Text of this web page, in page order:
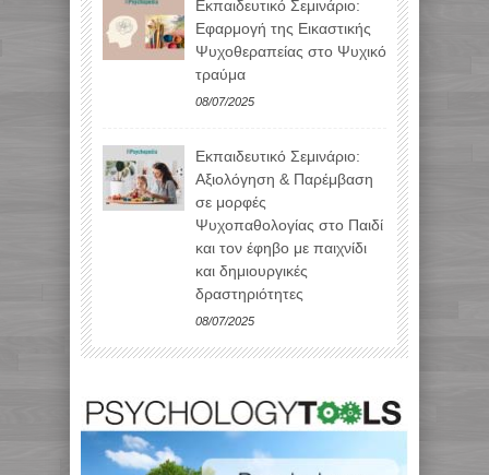
Εκπαιδευτικό Σεμινάριο:
Εφαρμογή της Εικαστικής
Ψυχοθεραπείας στο Ψυχικό
τραύμα
08/07/2025
Εκπαιδευτικό Σεμινάριο:
Αξιολόγηση & Παρέμβαση
σε μορφές
Ψυχοπαθολογίας στο Παιδί
και τον έφηβο με παιχνίδι
και δημιουργικές
δραστηριότητες
08/07/2025